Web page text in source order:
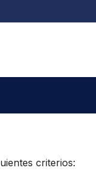
criterios: